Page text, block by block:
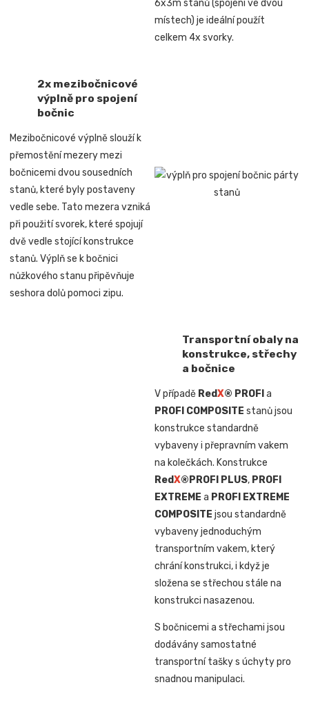
6x3m stanů (spojení ve dvou
místech) je ideální použít
celkem 4x svorky.
2x mezibočnicové
výplně pro spojení
bočnic
Mezibočnicové výplně slouží k
přemostění mezery mezi
bočnicemi dvou sousedních
stanů, které byly postaveny
vedle sebe. Tato mezera vzniká
při použití svorek, které spojují
dvě vedle stojící konstrukce
stanů. Výplň se k bočnici
nůžkového stanu připěvňuje
seshora dolů pomoci zipu.
Transportní obaly na
konstrukce, střechy
a bočnice
V případě RedX® PROFI a
PROFI COMPOSITE stanů jsou
konstrukce standardně
vybaveny i přepravním vakem
na kolečkách. Konstrukce
RedX® PROFI PLUS, PROFI
EXTREME a PROFI EXTREME
COMPOSITE jsou standardně
vybaveny jednoduchým
transportním vakem, který
chrání konstrukci, i když je
složena se střechou stále na
konstrukci nasazenou.
S bočnicemi a střechami jsou
dodávány samostatné
transportní tašky s úchyty pro
snadnou manipulaci.